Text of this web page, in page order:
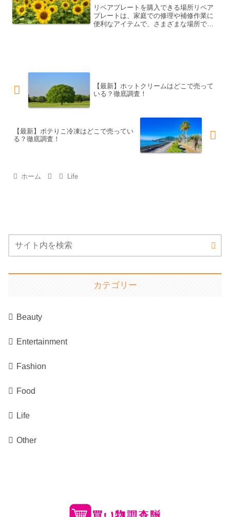
リペアプレートを購入できる場所リペア
プレートは、家庭での修理や補修作業に
便利なアイテムで、さまざまな場所で購
【最新】ホットクリームはどこで売って
いる？徹底調査！
【最新】ポテりこ冷凍はどこで売ってい
る？徹底調査！
ホーム Life
カテゴリー
Beauty
Entertainment
Fashion
Food
Life
Other